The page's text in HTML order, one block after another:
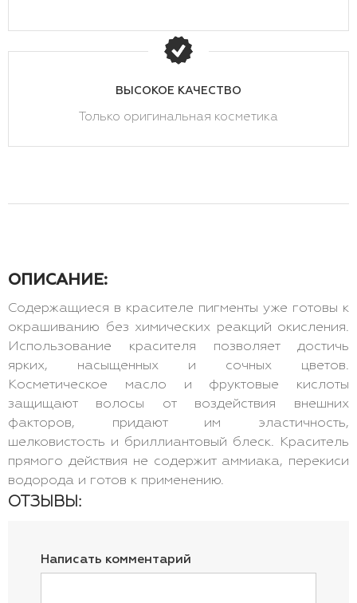
ВЫСОКОЕ КАЧЕСТВО
Только оригинальная косметика
ОПИСАНИЕ:
Содержащиеся в красителе пигменты уже готовы к
окрашиванию без химических реакций окисления.
Использование красителя позволяет достичь
ярких, насыщенных и сочных цветов.
Косметическое масло и фруктовые кислоты
защищают волосы от воздействия внешних
факторов, придают им эластичность,
шелковистость и бриллиантовый блеск. Краситель
прямого действия не содержит аммиака, перекиси
водорода и готов к применению.
ОТЗЫВЫ:
Написать комментарий